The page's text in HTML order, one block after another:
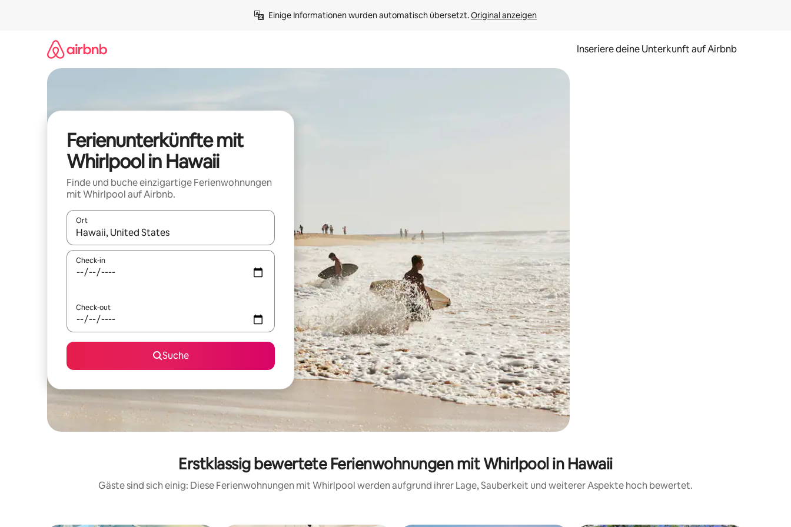
Einige Informationen wurden automatisch übersetzt. Original anzeigen
Inseriere deine Unterkunft auf Airbnb
Ferienunterkünfte mit
Whirlpool in Hawaii
Finde und buche einzigartige Ferienwohnungen
mit Whirlpool auf Airbnb.
Ort
Wenn Ergebnisse verfügbar sind, navigiere mit den Pfeiltasten nach oben und unten oder erkunde die Ergebnisse durch Berühren oder Wischgesten.
Check-in
Check-out
Suche
Erstklassig bewertete Ferienwohnungen mit Whirlpool in Hawaii
Gäste sind sich einig: Diese Ferienwohnungen mit Whirlpool werden aufgrund ihrer Lage, Sauberkeit und weiterer Aspekte hoch bewertet.